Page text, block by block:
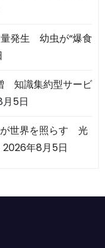
発生 幼虫が“爆食
知識集約型サービ
5日
世界を照らす 光
2026年8月5日